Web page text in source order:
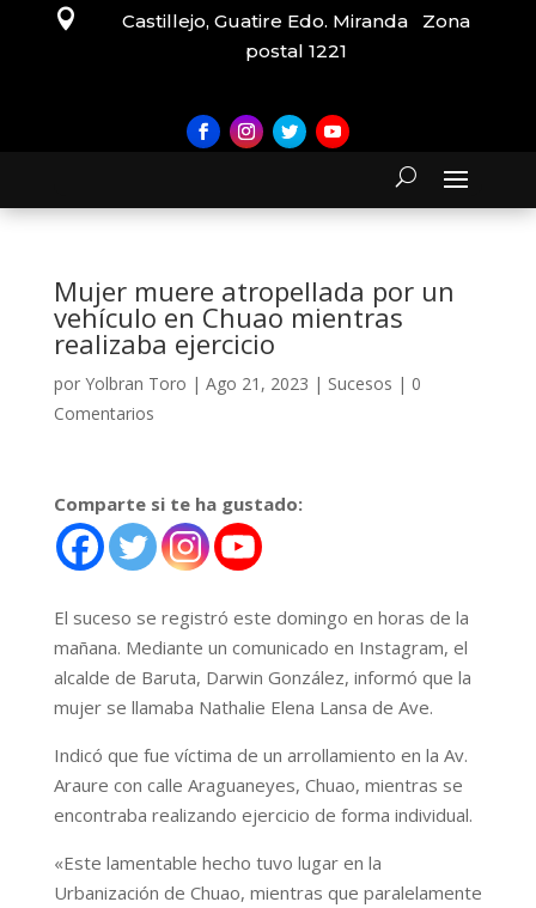

Castillejo, Guatire Edo. Miranda Zona
postal 1221
Mujer muere atropellada por un
vehículo en Chuao mientras
realizaba ejercicio
por Yolbran Toro | Ago 21, 2023 | Sucesos | 0
Comentarios
Comparte si te ha gustado:
El suceso se registró este domingo en horas de la
mañana. Mediante un comunicado en Instagram, el
alcalde de Baruta, Darwin González, informó que la
mujer se llamaba Nathalie Elena Lansa de Ave.
Indicó que fue víctima de un arrollamiento en la Av.
Araure con calle Araguaneyes, Chuao, mientras se
encontraba realizando ejercicio de forma individual.
«Este lamentable hecho tuvo lugar en la
Urbanización de Chuao, mientras que paralelamente